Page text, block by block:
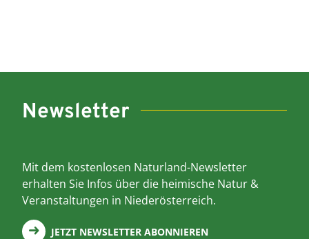
Newsletter
Mit dem kostenlosen Naturland-Newsletter
erhalten Sie Infos über die heimische Natur &
Veranstaltungen in Niederösterreich.
JETZT NEWSLETTER ABONNIEREN